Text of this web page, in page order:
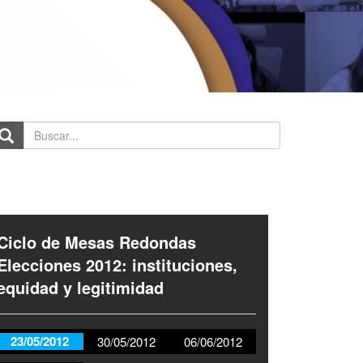
de Mesas Redondas
2012: instituciones,
y legitimidad
23/05/2012 30/05/2012 06/06/2012